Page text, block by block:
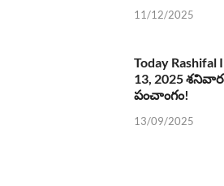
11/12/2025
Today Rashifal
13, 2025
పంచాంగం!
13/09/2025